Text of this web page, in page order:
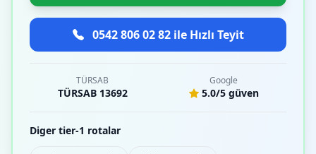
0542 806 02 82 ile Hızlı Teyit
TÜRSAB
TÜRSAB 13692
Google
5.0/5 güven
Diger tier-1 rotalar